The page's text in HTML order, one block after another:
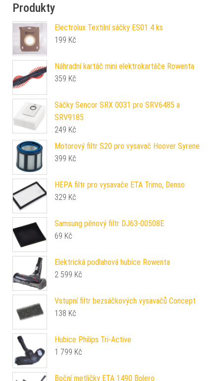
Produkty
Electrolux Textilní sáčky ES01 4 ks
199 Kč
Náhradní kartáč mini elektrokartáče Rowenta
359 Kč
Sáčky Sencor SRX 0031 pro SRV6485 a
SRV9185
249 Kč
Motorový filtr S20 pro vysavač Hoover Syrene
399 Kč
HEPA filtr pro vysavače ETA Trimo, Denso
329 Kč
Samsung pěnový filtr DJ63-00508E
69 Kč
Elektrická podlahová hubice Rowenta
2 599 Kč
Vstupní filtr bezsáčkových vysavačů Concept
138 Kč
Hubice Philips Tri-Active
1 799 Kč
Boční metličky ETA 1490 Bolero